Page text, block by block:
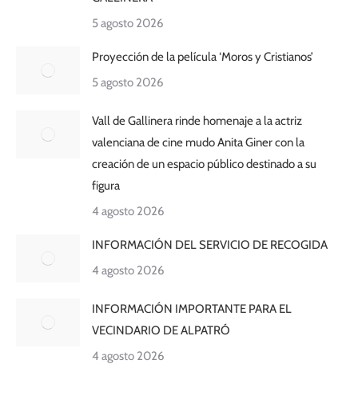
5 agosto 2026
Proyección de la película ‘Moros y Cristianos’
5 agosto 2026
Vall de Gallinera rinde homenaje a la actriz
valenciana de cine mudo Anita Giner con la
creación de un espacio público destinado a su
figura
4 agosto 2026
INFORMACIÓN DEL SERVICIO DE RECOGIDA
4 agosto 2026
INFORMACIÓN IMPORTANTE PARA EL
VECINDARIO DE ALPATRÓ
4 agosto 2026